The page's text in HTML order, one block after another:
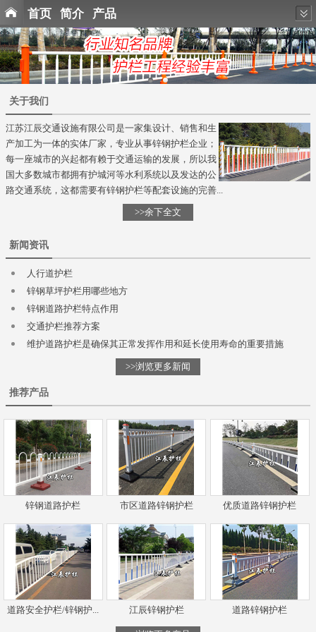
首页 简介 产品
关于我们
江苏江辰交通设施有限公司是一家集设计、销售和生
产加工为一体的实体厂家，专业从事锌钢护栏企业；
每一座城市的兴起都有赖于交通运输的发展，所以我
国大多数城市都拥有护城河等水利系统以及发达的公
路交通系统，这都需要有锌钢护栏等配套设施的完善...
>>余下全文
新闻资讯
人行道护栏
锌钢草坪护栏用哪些地方
锌钢道路护栏特点作用
交通护栏推荐方案
维护道路护栏是确保其正常发挥作用和延长使用寿命的重要措施
>>浏览更多新闻
推荐产品
锌钢道路护栏 市区道路锌钢护栏 优质道路锌钢护栏
道路安全护栏/锌钢护... 江辰锌钢护栏 道路锌钢护栏